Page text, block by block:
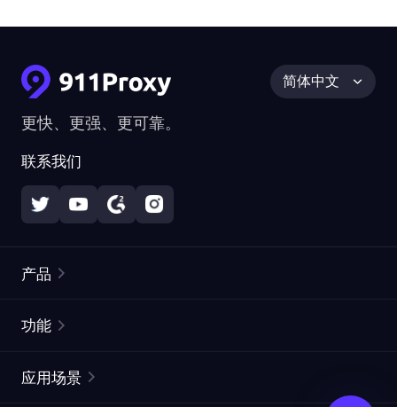
更快、更强、更可靠。
联系我们
简体中文
产品
静态住宅代理
功能
应用场景